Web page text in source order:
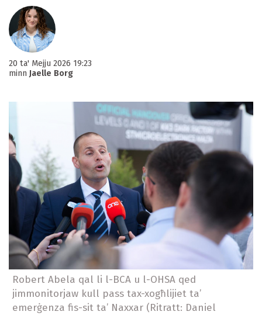
20 ta' Mejju 2026 19:23
minn Jaelle Borg
Robert Abela qal li l-BCA u l-OHSA qed
jimmonitorjaw kull pass tax-xogħlijiet ta’
emerġenza fis-sit ta’ Naxxar (Ritratt: Daniel